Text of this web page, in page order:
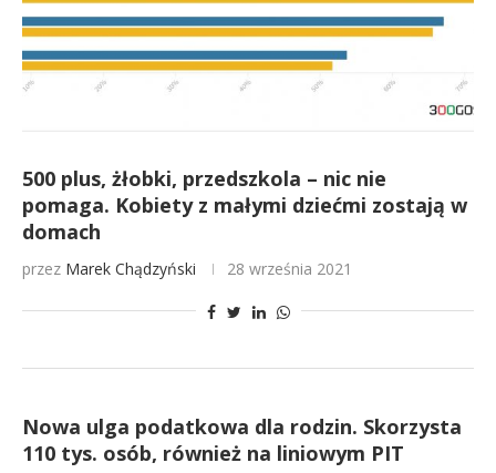
500 plus, żłobki, przedszkola – nic nie
pomaga. Kobiety z małymi dziećmi zostają w
domach
przez Marek Chądzyński 28 września 2021
Nowa ulga podatkowa dla rodzin. Skorzysta
110 tys. osób, również na liniowym PIT